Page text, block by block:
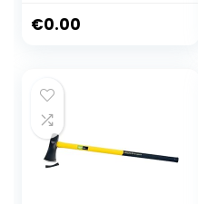
hout, voor het
gewicht 2 kg,
houten handvat
€0.00